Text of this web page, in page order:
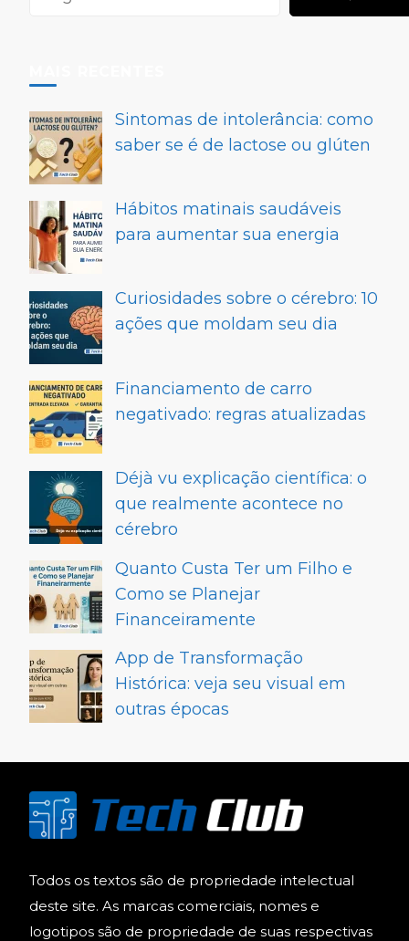
Sintomas de intolerância: como
saber se é de lactose ou glúten
Hábitos matinais saudáveis
para aumentar sua energia
Curiosidades sobre o cérebro: 10
ações que moldam seu dia
Financiamento de carro
negativado: regras atualizadas
Déjà vu explicação científica: o
que realmente acontece no
cérebro
Quanto Custa Ter um Filho e
Como se Planejar
Financeiramente
App de Transformação
Histórica: veja seu visual em
outras épocas
Todos os textos são de propriedade intelectual
deste site. As marcas comerciais, nomes e
logotipos são de propriedade de suas respectivas